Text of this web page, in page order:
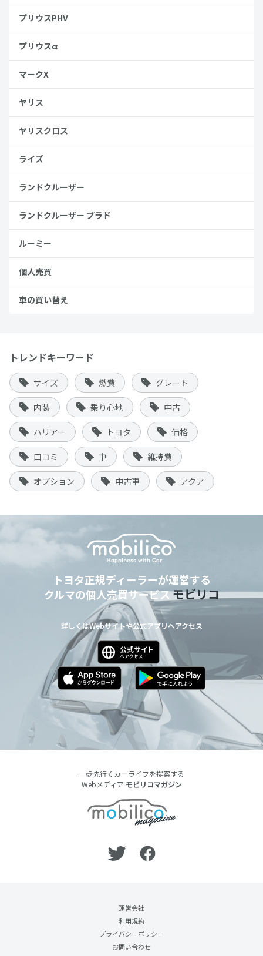
プリウスPHV
プリウスα
マークX
ヤリス
ヤリスクロス
ライズ
ランドクルーザー
ランドクルーザー プラド
ルーミー
個人売買
車の買い替え
トレンドキーワード
サイズ 燃費 グレード
内装 乗り心地 中古
ハリアー トヨタ 価格
口コミ 車 維持費
オプション 中古車 アクア
トヨタ正規ディーラーが運営する
クルマの個人売買サービスモビリコ
詳しくはWebサイトや公式アプリへアクセス
一歩先行くカーライフを提案する
Webメディア モビリコマガジン
運営会社
利用規約
プライバシーポリシー
お問い合わせ